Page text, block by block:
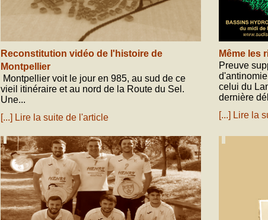
Reconstitution vidéo de l'histoire de
Montpellier
Montpellier voit le jour en 985, au sud de ce
vieil itinéraire et au nord de la Route du Sel.
Une...
[...] Lire la suite de l'article
Même les
Preuve
celui du
dernière
[...] Lire la